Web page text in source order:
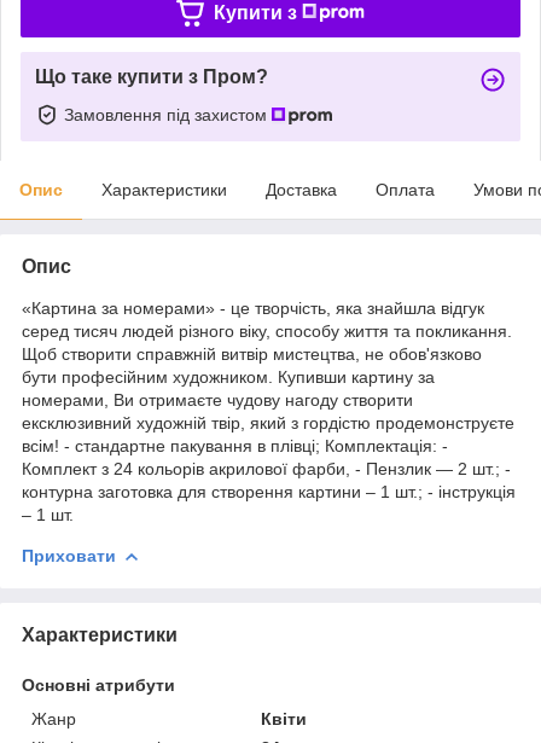
Купити з
Що таке купити з Пром?
Замовлення під захистом
Опис Характеристики Доставка Оплата Умови
Опис
«Картина за номерами» - це творчість, яка знайшла відгук
серед тисяч людей різного віку, способу життя та покликання.
Щоб створити справжній витвір мистецтва, не обов'язково
бути професійним художником. Купивши картину за
номерами, Ви отримаєте чудову нагоду створити
ексклюзивний художній твір, який з гордістю продемонструєте
всім! - стандартне пакування в плівці; Комплектація: -
Комплект з 24 кольорів акрилової фарби, - Пензлик — 2 шт.; -
контурна заготовка для створення картини – 1 шт.; - інструкція
– 1 шт.
Приховати
Характеристики
Основні атрибути
Жанр
Квіти